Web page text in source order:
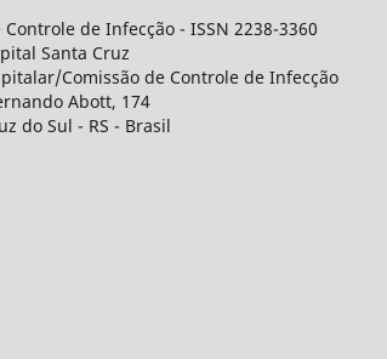
de Infecção - ISSN 2238-3360
Santa Cruz
Comissão de Controle de Infecção
Abott, 174
do Sul - RS - Brasil